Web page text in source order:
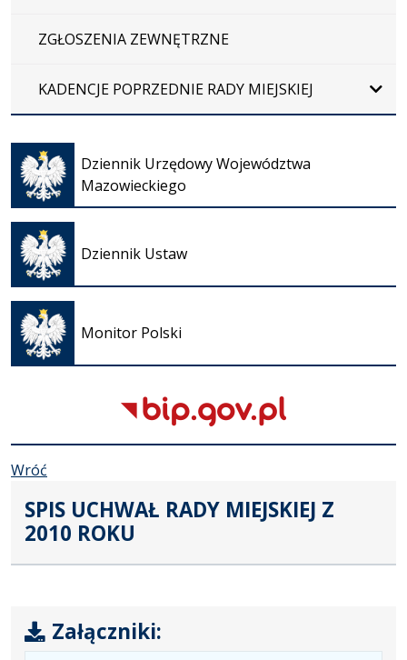
ZGŁOSZENIA ZEWNĘTRZNE
KADENCJE POPRZEDNIE RADY MIEJSKIEJ
Dziennik Urzędowy Województwa
Mazowieckiego
Otwiera
się w
nowej
karcie
Dziennik Ustaw
Otwiera
się w
nowej
karcie
Monitor Polski
Otwiera
się w
nowej
karcie
Wróć
SPIS UCHWAŁ RADY MIEJSKIEJ Z
2010 ROKU
Załączniki: